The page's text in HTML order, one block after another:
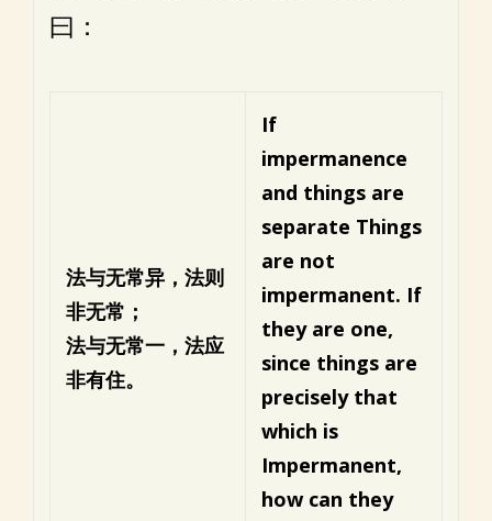
曰：
法与无常异，法则
非无常；
法与无常一，法应
非有住。
If
impermanence
and things are
separate Things
are not
impermanent. If
they are one,
since things are
precisely that
which is
Impermanent,
how can they